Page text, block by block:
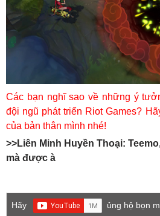
Các bạn nghĩ sao về những ý
đội ngũ phát triển Riot Games?
của bản thân mình nhé!
>>Liên Minh Huyền Thoại:
mà được à
Hãy
ủng hộ bọn